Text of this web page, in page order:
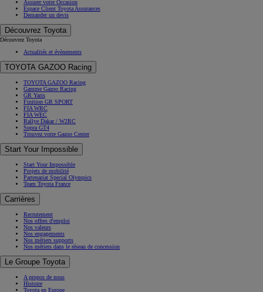
Assurer votre Occasion
Espace Client Toyota Assurances
Demander un devis
Découvrez Toyota
Découvrez Toyota
Actualités et évènements
TOYOTA GAZOO Racing
TOYOTA GAZOO Racing
Gamme Gazoo Racing
GR Yaris
Finition GR SPORT
FIA WRC
FIA WEC
Rallye Dakar / W2RC
Supra GT4
Trouvez votre Gazoo Center
Start Your Impossible
Start Your Impossible
Projets de mobilité
Partenariat Special Olympics
Team Toyota France
Carrières
Recrutement
Nos offres d'emploi
Nos valeurs
Nos engagements
Nos métiers supports
Nos métiers dans le réseau de concession
Le Groupe Toyota
A propos de nous
Histoire
Toyota en Europe